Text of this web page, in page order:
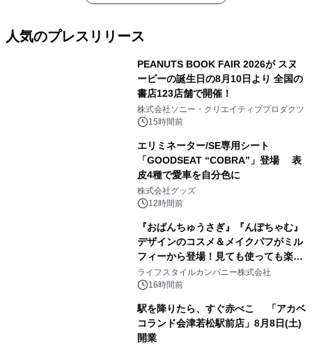
人気のプレスリリース
PEANUTS BOOK FAIR 2026が スヌ
ーピーの誕生日の8月10日より 全国の
書店123店舗で開催！
株式会社ソニー・クリエイティブプロダクツ
15時間前
エリミネーター/SE専用シート
「GOODSEAT “COBRA”」登場 表
皮4種で愛車を自分色に
株式会社グッズ
12時間前
『おぱんちゅうさぎ』『んぽちゃむ』
デザインのコスメ＆メイクパフがミル
フィーから登場！見ても使っても楽し
い、ポップでキュートなコレクショ
ン。
ライフスタイルカンパニー株式会社
16時間前
駅を降りたら、すぐ赤べこ 「アカベ
コランド会津若松駅前店」8月8日(土)
開業